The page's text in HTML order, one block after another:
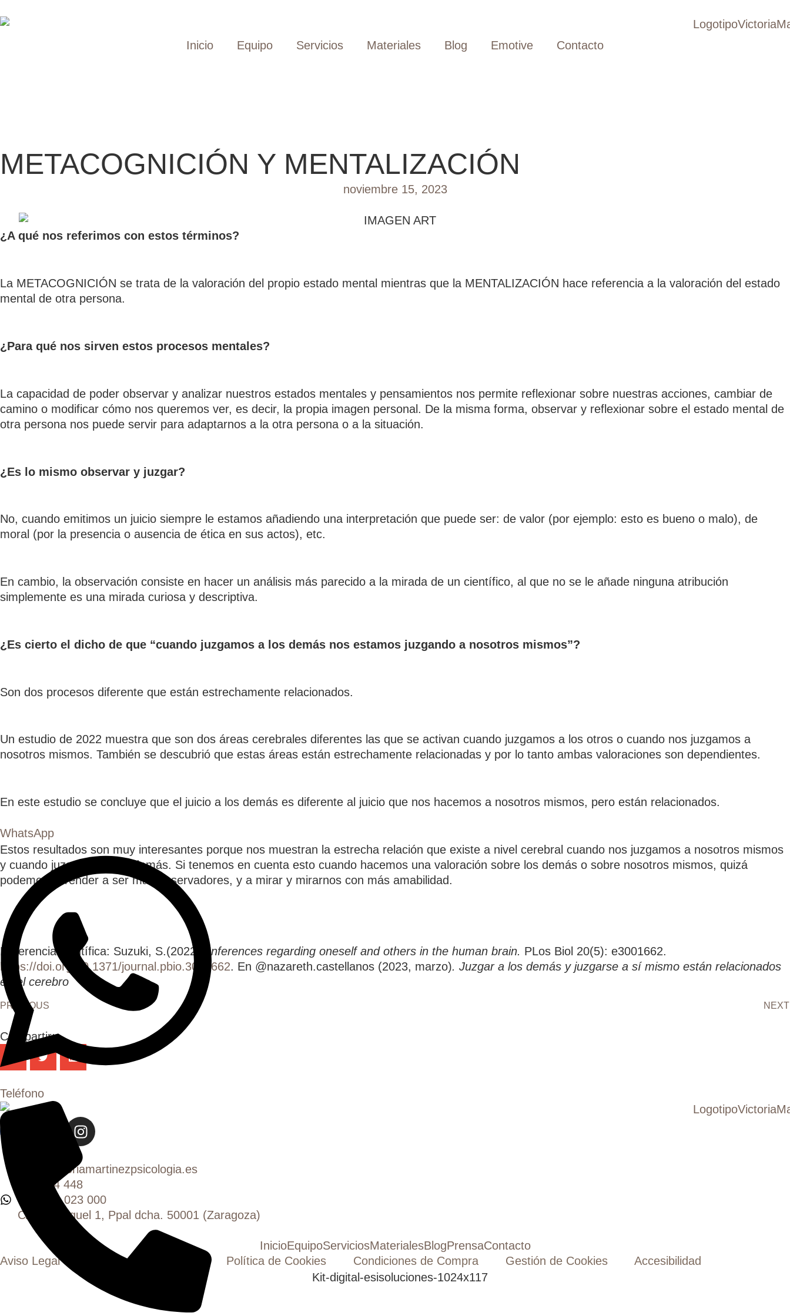
Inicio Equipo Servicios Materiales Blog Emotive Contacto
METACOGNICIÓN Y MENTALIZACIÓN
noviembre 15, 2023
¿A qué nos referimos con estos términos?
La METACOGNICIÓN se trata de la valoración del propio estado mental mientras que la MENTALIZACIÓN hace referencia a la valoración del estado
mental de otra persona.
¿Para qué nos sirven estos procesos mentales?
La capacidad de poder observar y analizar nuestros estados mentales y pensamientos nos permite reflexionar sobre nuestras acciones, cambiar de
camino o modificar cómo nos queremos ver, es decir, la propia imagen personal. De la misma forma, observar y reflexionar sobre el estado mental de
otra persona nos puede servir para adaptarnos a la otra persona o a la situación.
¿Es lo mismo observar y juzgar?
No, cuando emitimos un juicio siempre le estamos añadiendo una interpretación que puede ser: de valor (por ejemplo: esto es bueno o malo), de
moral (por la presencia o ausencia de ética en sus actos), etc.
En cambio, la observación consiste en hacer un análisis más parecido a la mirada de un científico, al que no se le añade ninguna atribución
simplemente es una mirada curiosa y descriptiva.
¿Es cierto el dicho de que “cuando juzgamos a los demás nos estamos juzgando a nosotros mismos”?
Son dos procesos diferente que están estrechamente relacionados.
Un estudio de 2022 muestra que son dos áreas cerebrales diferentes las que se activan cuando juzgamos a los otros o cuando nos juzgamos a
nosotros mismos. También se descubrió que estas áreas están estrechamente relacionadas y por lo tanto ambas valoraciones son dependientes.
En este estudio se concluye que el juicio a los demás es diferente al juicio que nos hacemos a nosotros mismos, pero están relacionados.
Estos resultados son muy interesantes porque nos muestran la estrecha relación que existe a nivel cerebral cuando nos juzgamos a nosotros mismos
y cuando juzgamos a los demás. Si tenemos en cuenta esto cuando hacemos una valoración sobre los demás o sobre nosotros mismos, quizá
podemos aprender a ser más observadores, y a mirar y mirarnos con más amabilidad.
Referencia científica: Suzuki, S.(2022) . Inferences regarding oneself and others in the human brain. PLos Biol 20(5): e3001662.
https://doi.org/10.1371/journal.pbio.3001662. En @nazareth.castellanos (2023, marzo). Juzgar a los demás y juzgarse a sí mismo están relacionados
en el cerebro
PREVIOUS NEXT
Compartir:
info@victoriamartinezpsicologia.es
976 044 448
+34 660 023 000
C/ San Miguel 1, Ppal dcha. 50001 (Zaragoza)
InicioEquipoServiciosMaterialesBlogPrensaContacto
Aviso Legal
Política de Privacidad Política de Cookies Condiciones de Compra Gestión de Cookies Accesibilidad
WhatsApp
Teléfono